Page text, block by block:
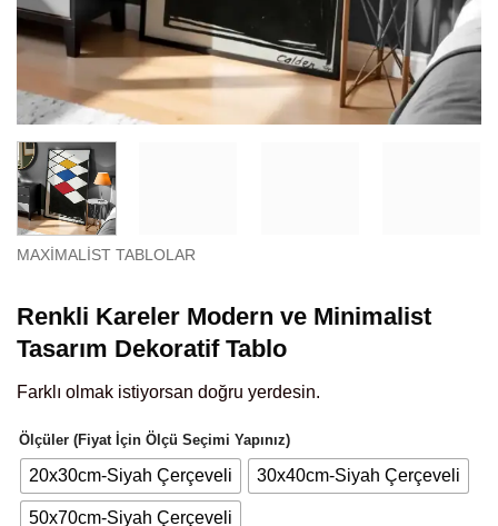
MAXIMALIST TABLOLAR
Renkli Kareler Modern ve Minimalist
Tasarım Dekoratif Tablo
Farklı olmak istiyorsan doğru yerdesin.
Ölçüler (Fiyat İçin Ölçü Seçimi Yapınız)
20x30cm-Siyah Çerçeveli 30x40cm-Siyah Çerçeveli
50x70cm-Siyah Çerçeveli